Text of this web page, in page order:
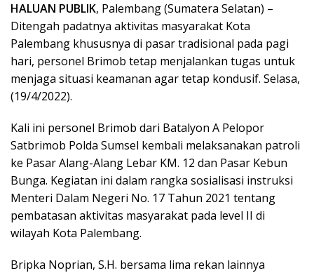
HALUAN PUBLIK, Palembang (Sumatera Selatan) –
Ditengah padatnya aktivitas masyarakat Kota
Palembang khususnya di pasar tradisional pada pagi
hari, personel Brimob tetap menjalankan tugas untuk
menjaga situasi keamanan agar tetap kondusif. Selasa,
(19/4/2022).
Kali ini personel Brimob dari Batalyon A Pelopor
Satbrimob Polda Sumsel kembali melaksanakan patroli
ke Pasar Alang-Alang Lebar KM. 12 dan Pasar Kebun
Bunga. Kegiatan ini dalam rangka sosialisasi instruksi
Menteri Dalam Negeri No. 17 Tahun 2021 tentang
pembatasan aktivitas masyarakat pada level II di
wilayah Kota Palembang.
Bripka Noprian, S.H. bersama lima rekan lainnya